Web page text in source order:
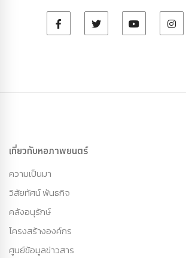
เกี่ยวกับหอภาพยนตร์
ความเป็นมา
วิสัยทัศน์ พันธกิจ
คลังอนุรักษ์
โครงสร้างองค์กร
ศูนย์ข้อมูลข่าวสาร